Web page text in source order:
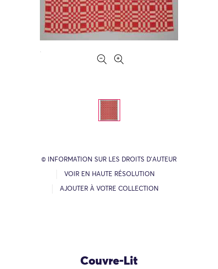
© INFORMATION SUR LES DROITS D’AUTEUR
VOIR EN HAUTE RÉSOLUTION
AJOUTER À VOTRE COLLECTION
Couvre-Lit